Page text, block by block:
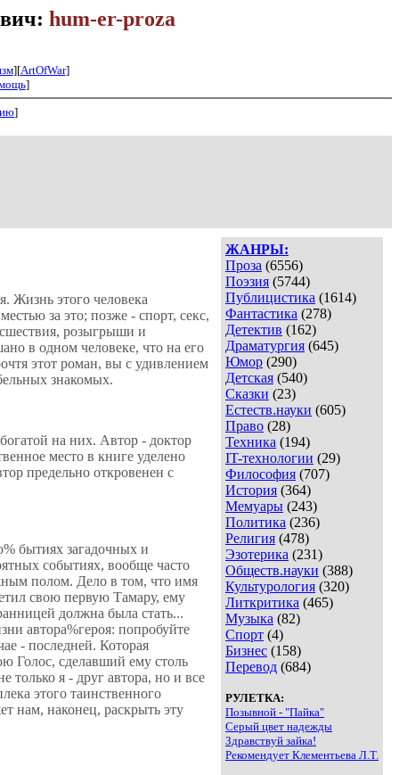
hum-er-proza
][ArtOfWar]
]
]
ЖАНРЫ:
Проза (6556)
Поэзия (5744)
Публицистика (1614)
Фантастика (278)
Детектив (162)
Драматургия (645)
Юмор (290)
Детская (540)
Сказки (23)
Естеств.науки (605)
Право (28)
Техника (194)
IT-технологии (29)
Философия (707)
История (364)
Мемуары (243)
Политика (236)
Религия (478)
Эзотерика (231)
Обществ.науки (388)
Культурология (320)
Литкритика (465)
Музыка (82)
Спорт (4)
Бизнес (158)
Перевод (684)
РУЛЕТКА:
Позывной - "Пайка"
Серый цвет надежды
Здравствуй зайка!
Рекомендует Клементьева Л.Т.
Жизнь этого человека
за это; позже - спорт, секс,
розыгрыши и
в одном человеке, что на его
этот роман, вы с удивлением
знакомых.
на них. Автор - доктор
место в книге уделено
предельно откровенен с
бытиях загадочных и
событиях, вообще часто
полом. Дело в том, что имя
свою первую Тамару, ему
должна была стать...
автора%героя: попробуйте
- последней. Которая
Голос, сделавший ему столь
только я - друг автора, но и все
этого таинственного
нам, наконец, раскрыть эту